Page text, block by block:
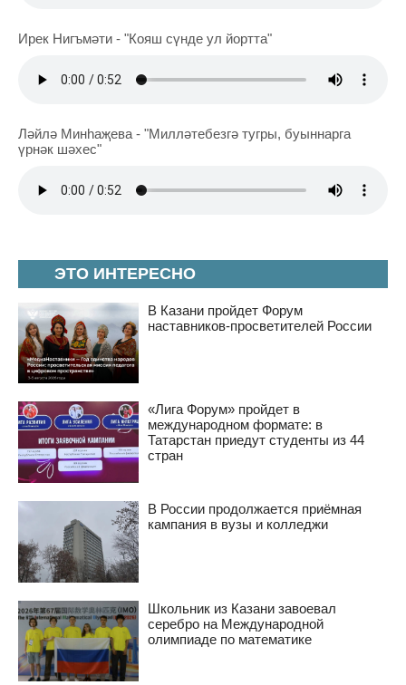
ЭТО ИНТЕРЕСНО
В Казани пройдет Форум
наставников-просветителей России
«Лига Форум» пройдет в
международном формате: в
Татарстан приедут студенты из 44
стран
В России продолжается приёмная
кампания в вузы и колледжи
Школьник из Казани завоевал
серебро на Международной
олимпиаде по математике
Ирек Нигъмәти - "Кояш сүнде ул йортта"
Ләйлә Минһаҗева - "Милләтебезгә тугры, буыннарга
үрнәк шәхес"